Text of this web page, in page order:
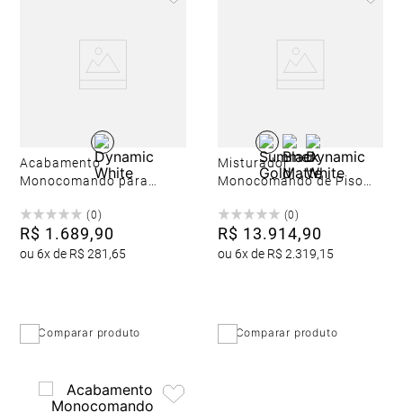
Acabamento
Monocomando para
(0 )
R$ 1 .689,90
ou6x de R$ 281 ,65
Comparar produto
Misturador
Monocomando de Piso
Summer Gold
(0 )
R$ 13.914,90
ou 6x de R$ 2 319,15
Comparar produto